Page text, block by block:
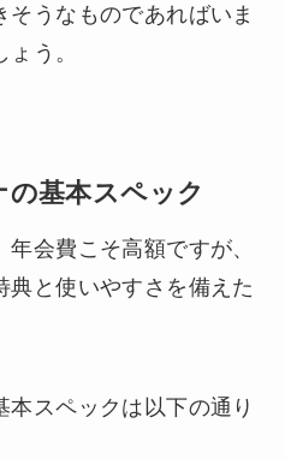
うなものであればいま
う。
基本スペック
会費こそ高額ですが、
典と使いやすさを備えた
スペックは以下の通り